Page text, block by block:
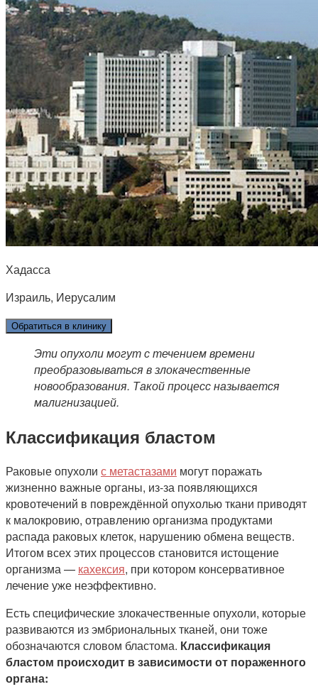
Хадасса
Израиль, Иерусалим
Обратиться в клинику
Эти опухоли могут с течением времени
преобразовываться в злокачественные
новообразования. Такой процесс называется
малигнизацией.
Классификация бластом
Раковые опухоли с метастазами могут поражать
жизненно важные органы, из-за появляющихся
кровотечений в повреждённой опухолью ткани приводят
к малокровию, отравлению организма продуктами
распада раковых клеток, нарушению обмена веществ.
Итогом всех этих процессов становится истощение
организма — кахексия, при котором консервативное
лечение уже неэффективно.
Есть специфические злокачественные опухоли, которые
развиваются из эмбриональных тканей, они тоже
обозначаются словом бластома. Классификация
бластом происходит в зависимости от пораженного
органа: